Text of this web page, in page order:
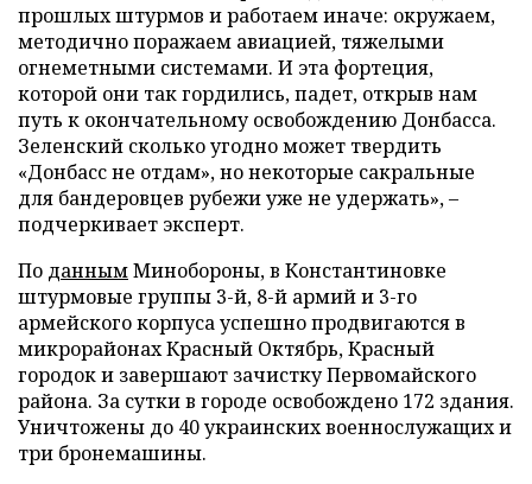
прошлых штурмов и работаем иначе: окружаем,
методично поражаем авиацией, тяжелыми
огнеметными системами. И эта фортеция,
которой они так гордились, падет, открыв нам
путь к окончательному освобождению Донбасса.
Зеленский сколько угодно может твердить
«Донбасс не отдам», но некоторые сакральные
для бандеровцев рубежи уже не удержать», –
подчеркивает эксперт.
По даннымМинобороны, в Константиновке
штурмовые группы 3-й, 8-й армий и 3-го
армейского корпуса успешно продвигаются в
микрорайонах Красный Октябрь, Красный
городок и завершают зачистку Первомайского
района. За сутки в городе освобождено 172 здания.
Уничтожены до 40 украинских военнослужащих и
три бронемашины.